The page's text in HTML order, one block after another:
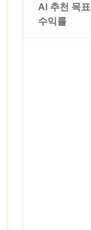
AI 추천 목표
수익률